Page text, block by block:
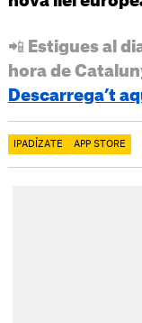
📲 Estigues al
hora de
Descarrega’t
IPADÍZATE APP STORE